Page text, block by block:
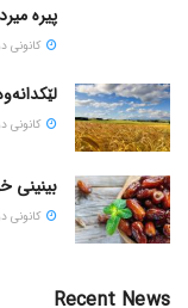
پیره
كانونی دووه‌م
كانونی دووه‌م
بینینی
كانونی دووه‌م
Recent News